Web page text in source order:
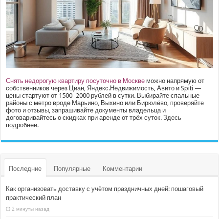
Снять недорогую квартиру посуточно в Москве можно напрямую от
собственников через Циан, Яндекс.Недвижимость, Авито и Spiti —
цены стартуют от 1500–2000 рублей в сутки. Выбирайте спальные
районы с метро вроде Марьино, Выхино или Бирюлёво, проверяйте
фото и отзывы, запрашивайте документы владельца и
договаривайтесь о скидках при аренде от трёх суток.Здесь
подробнее.
Последние Популярные Комментарии
Как организовать доставку с учётом праздничных дней: пошаговый
практический план
2 минуты назад